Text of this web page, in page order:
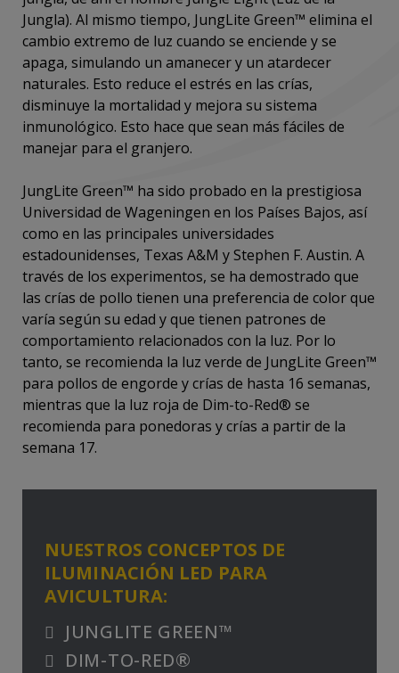
Jungla). Al mismo tiempo, JungLite Green™ elimina el
cambio extremo de luz cuando se enciende y se
apaga, simulando un amanecer y un atardecer
naturales. Esto reduce el estrés en las crías,
disminuye la mortalidad y mejora su sistema
inmunológico. Esto hace que sean más fáciles de
manejar para el granjero.
JungLite Green™ ha sido probado en la prestigiosa
Universidad de Wageningen en los Países Bajos, así
como en las principales universidades
estadounidenses, Texas A&M y Stephen F. Austin. A
través de los experimentos, se ha demostrado que
las crías de pollo tienen una preferencia de color que
varía según su edad y que tienen patrones de
comportamiento relacionados con la luz. Por lo
tanto, se recomienda la luz verde de JungLite Green™
para pollos de engorde y crías de hasta 16 semanas,
mientras que la luz roja de Dim-to-Red® se
recomienda para ponedoras y crías a partir de la
semana 17.
NUESTROS CONCEPTOS DE
ILUMINACIÓN LED PARA
AVICULTURA:
JUNGLITE GREEN™
DIM-TO-RED®